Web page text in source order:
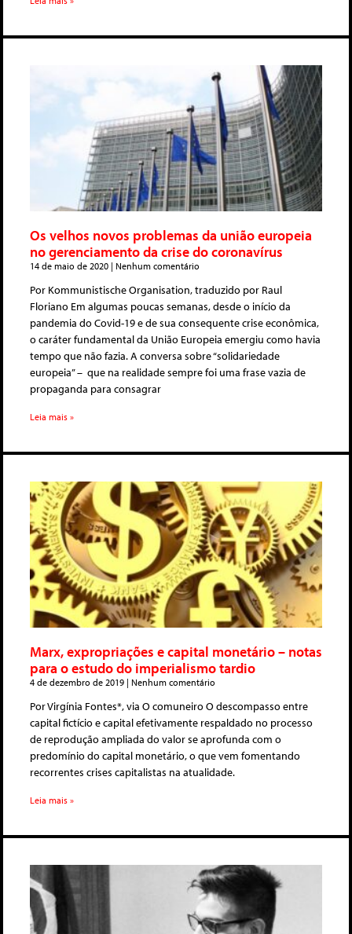
Os velhos novos problemas da união europeia
no gerenciamento da crise do coronavírus
14 de maio de 2020 Nenhum comentário
Por Kommunistische Organisation, traduzido por Raul
Floriano Em algumas poucas semanas, desde o início da
pandemia do Covid-19 e de sua consequente crise econômica,
o caráter fundamental da União Europeia emergiu como havia
tempo que não fazia. A conversa sobre “solidariedade
europeia” – que na realidade sempre foi uma frase vazia de
propaganda para consagrar
Leia mais »
Marx, expropriações e capital monetário – notas
para o estudo do imperialismo tardio
4 de dezembro de 2019 Nenhum comentário
Por Virgínia Fontes*, via O comuneiro O descompasso entre
capital fictício e capital efetivamente respaldado no processo
de reprodução ampliada do valor se aprofunda com o
predomínio do capital monetário, o que vem fomentando
recorrentes crises capitalistas na atualidade.
Leia mais »